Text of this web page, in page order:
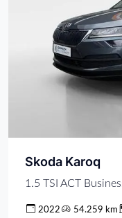
Skoda Karoq
1.5 TSI ACT
2022 54.259 km